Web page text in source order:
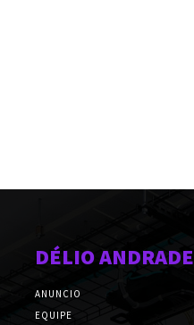
DÉLIO ANDRADE
ANUNCIO
EQUIPE